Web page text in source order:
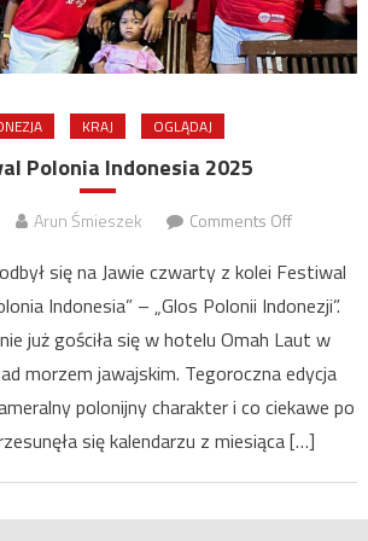
KRAJ OGLĄDAJ
Polonia Indonesia 2025
Arun Śmieszek Comments Offon
Polonia
Indonesia
2025
się na Jawie czwarty z kolei Festiwal
Indonesia” – „Glos Polonii Indonezji”.
już gościła się w hotelu Omah Laut w
morzem jawajskim. Tegoroczna edycja
polonijny charakter i co ciekawe po
się kalendarzu z miesiąca […]